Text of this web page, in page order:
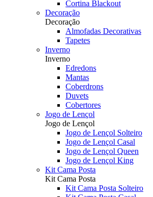
Cortina Blackout
Decoração
Decoração
Almofadas Decorativas
Tapetes
Inverno
Inverno
Edredons
Mantas
Coberdrons
Duvets
Cobertores
Jogo de Lençol
Jogo de Lençol
Jogo de Lençol Solteiro
Jogo de Lençol Casal
Jogo de Lençol Queen
Jogo de Lençol King
Kit Cama Posta
Kit Cama Posta
Kit Cama Posta Solteiro